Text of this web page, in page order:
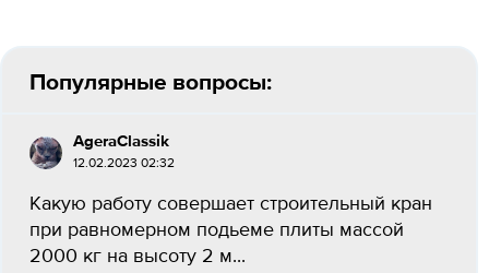
Популярные вопросы:
AgeraClassik
12.02.2023 02:32
Какую работу совершает строительный кран
при равномерном подьеме плиты массой
2000 кг на высоту 2 м...